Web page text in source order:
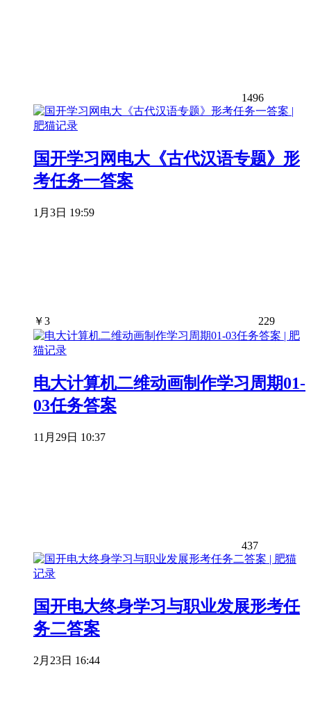
1496
国开学习网电大《古代汉语专题》形
考任务一答案
1月3日 19:59
￥3 229
电大计算机二维动画制作学习周期01-
03任务答案
11月29日 10:37
437
国开电大终身学习与职业发展形考任
务二答案
2月23日 16:44